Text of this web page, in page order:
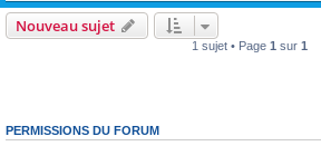
Nouveau sujet
1 sujet • Page 1 sur 1
PERMISSIONS DU FORUM